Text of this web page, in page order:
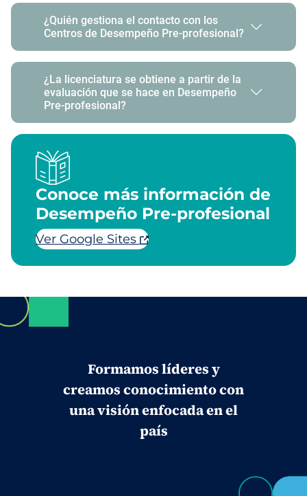
¿Quién gestiona el contacto con los
Centros de Desempeño Pre-profesional?
¿La licenciatura se obtiene a partir de la
evaluación que se hace en Desempeño
Pre-profesional?
Conoce más información de
Desempeño Pre-profesional
Ver Google Sites
Formamos líderes y
creamos conocimiento con
una visión enfocada en el
país